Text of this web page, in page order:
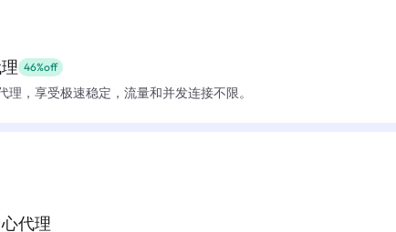
46%off
理，享受极速稳定，流量和并发连接不限。
代理